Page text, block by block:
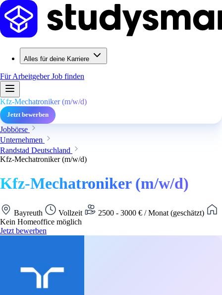
Alles für deine Karriere
Für ArbeitgeberJob finden
Kfz-Mechatroniker (m/w/d)
Jetzt bewerben
Jobbörse
Unternehmen
Randstad Deutschland
Kfz-Mechatroniker (m/w/d)
Kfz-Mechatroniker (m/w/d)
Bayreuth Vollzeit
2500 - 3000 € / Monat (geschätzt)
Kein Homeoffice möglich
Jetzt bewerben